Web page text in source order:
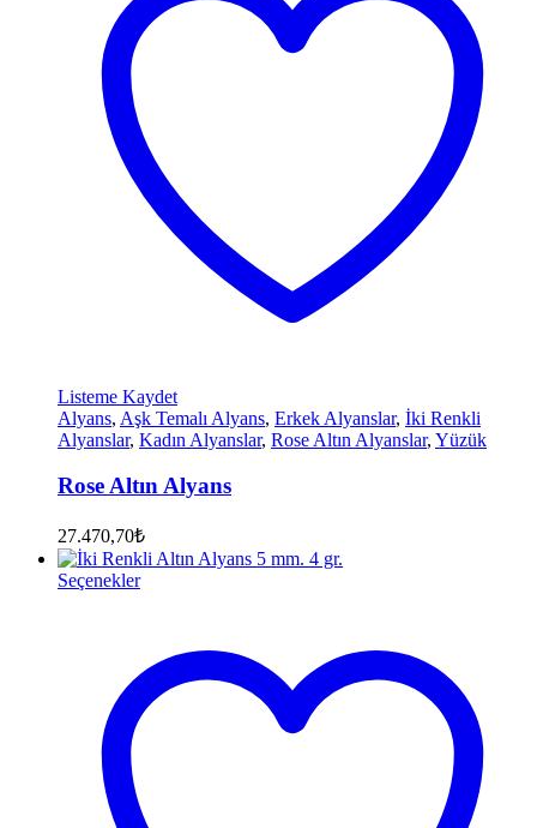
Listeme Kaydet
Alyans, Aşk Temalı Alyans, Erkek Alyanslar, İki Renkli
Alyanslar, Kadın Alyanslar, Rose Altın Alyanslar, Yüzük
Rose Altın Alyans
27.470,70₺
Seçenekler